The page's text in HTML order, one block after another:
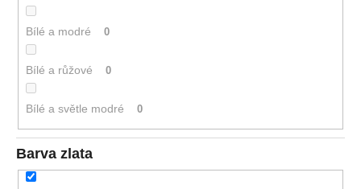
Bílé a modré 0
Bílé a růžové 0
Bílé a světle modré 0
Barva zlata